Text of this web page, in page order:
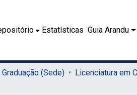
Estatísticas Guia Arandu
(Sede)